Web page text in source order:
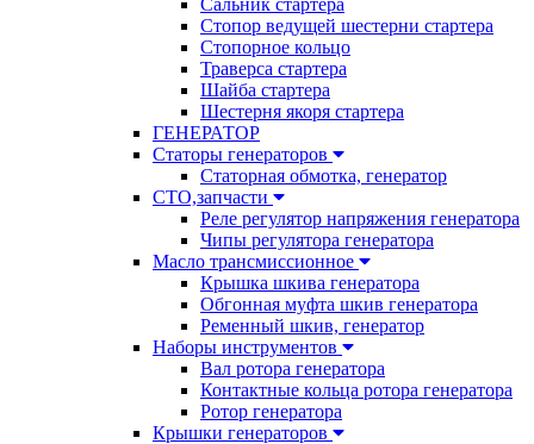
Сальник стартера
Стопор ведущей шестерни стартера
Стопорное кольцо
Траверса стартера
Шайба стартера
Шестерня якоря стартера
ГЕНЕРАТОР
Статоры генераторов
Статорная обмотка, генератор
СТО,запчасти
Реле регулятор напряжения генератора
Чипы регулятора генератора
Масло трансмиссионное
Крышка шкива генератора
Обгонная муфта шкив генератора
Ременный шкив, генератор
Наборы инструментов
Вал ротора генератора
Контактные кольца ротора генератора
Ротор генератора
Крышки генераторов